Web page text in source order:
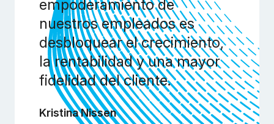
empoderamiento de
nuestros empleados es
desbloquear el crecimiento,
la rentabilidad y una mayor
fidelidad del cliente.
Kristina Nissen